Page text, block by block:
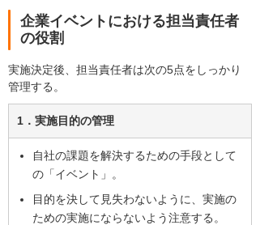
企業イベントにおける担当責任者
の役割
実施決定後、担当責任者は次の5点をしっかり
管理する。
1．実施目的の管理
自社の課題を解決するための手段として
の「イベント」。
目的を決して見失わないように、実施の
ための実施にならないよう注意する。